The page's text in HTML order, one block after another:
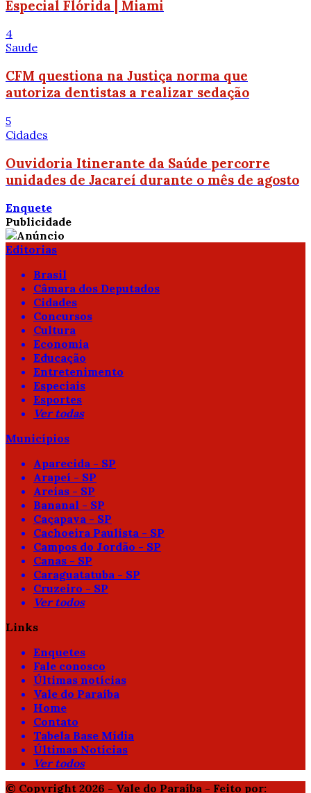
Especial Flórida | Miami
4
Saude
CFM questiona na Justiça norma que
autoriza dentistas a realizar sedação
5
Cidades
Ouvidoria Itinerante da Saúde percorre
unidades de Jacareí durante o mês de agosto
Enquete
Publicidade
Editorias
Brasil
Câmara dos Deputados
Cidades
Concursos
Cultura
Economia
Educação
Entretenimento
Especiais
Esportes
Ver todas
Municípios
Aparecida - SP
Arapeí - SP
Areias - SP
Bananal - SP
Caçapava - SP
Cachoeira Paulista - SP
Campos do Jordão - SP
Canas - SP
Caraguatatuba - SP
Cruzeiro - SP
Ver todos
Links
Enquetes
Fale conosco
Últimas notícias
Vale do Paraíba
Home
Contato
Tabela Base Mídia
Últimas Notícias
Ver todos
© Copyright 2026 - Vale do Paraíba - Feito por: